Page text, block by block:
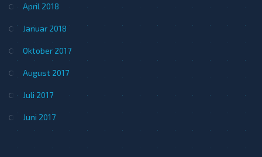
April 2018
Januar 2018
Oktober 2017
August 2017
Juli 2017
Juni 2017